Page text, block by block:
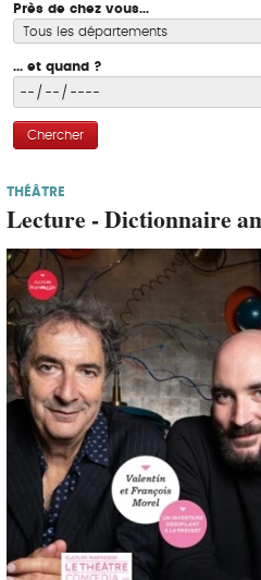
Près de chez vous...
... et quand ?
Chercher
THÉÂTRE
Lecture - Dictionnaire